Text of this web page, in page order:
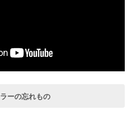
ーの忘れもの